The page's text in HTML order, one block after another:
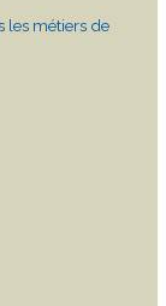
les métiers de